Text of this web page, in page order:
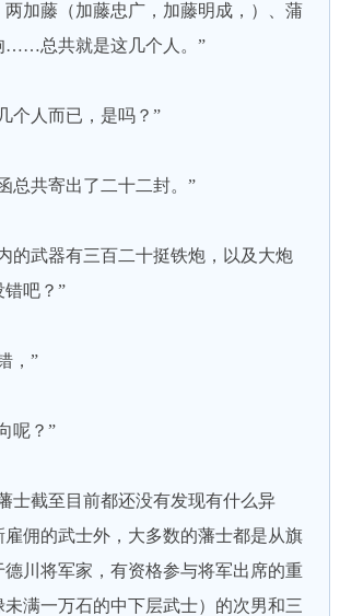
两加藤（加藤忠广，加藤明成，）、蒲
……总共就是这几个人。”
人而已，是吗？”
共寄出了二十二封。”
武器有三百二十挺铁炮，以及大炮
错吧？”
，”
呢？”
截至目前都还没有发现有什么异
佣的武士外，大多数的藩士都是从旗
川将军家，有资格参与将军出席的重
满一万石的中下层武士）的次男和三